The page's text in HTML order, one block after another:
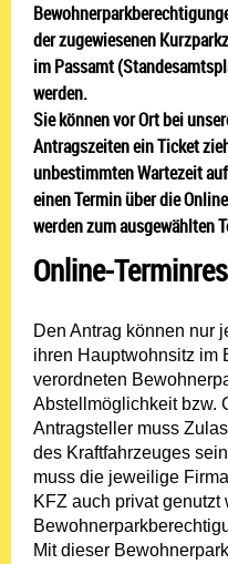
der zugewiesenen
im Passamt
werden.
Sie können vor Ort bei
Antragszeiten ein Ticket
unbestimmten Wartezeit
einen Termin über die
werden zum ausgewählten
Online-
Den Antrag können nur
ihren Hauptwohnsitz im
verordneten
Abstellmöglichkeit bzw.
Antragsteller muss
des Kraftfahrzeuges
muss die jeweilige
KFZ auch privat
Mit dieser